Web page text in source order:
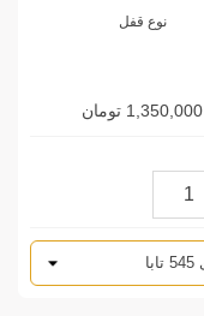
نوع قفل
1,350,000 تومان